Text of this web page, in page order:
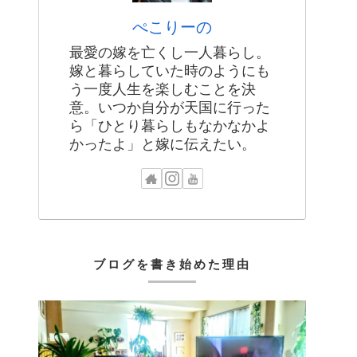
ぺこりーの
最愛の嫁を亡くし一人暮らし。
嫁と暮らしていた時のようにも
う一度人生を楽しむことを決
意。いつか自分が天国に行った
ら「ひとり暮らしもなかなかよ
かったよ」と嫁に伝えたい。
ブログを書き始めた理由